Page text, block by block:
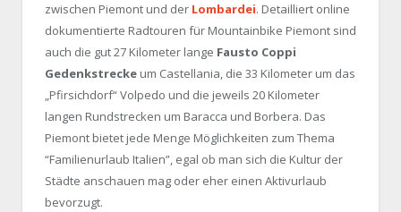
zwischen Piemont und der Lombardei. Detailliert online
dokumentierte Radtouren für Mountainbike Piemont sind
auch die gut 27 Kilometer lange Fausto Coppi
Gedenkstrecke um Castellania, die 33 Kilometer um das
„Pfirsichdorf“ Volpedo und die jeweils 20 Kilometer
langen Rundstrecken um Baracca und Borbera. Das
Piemont bietet jede Menge Möglichkeiten zum Thema
“Familienurlaub Italien”, egal ob man sich die Kultur der
Städte anschauen mag oder eher einen Aktivurlaub
bevorzugt.